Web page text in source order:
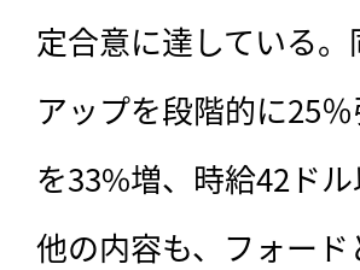
定合意に達している
アップを段階的に25
を33%増、時給42ド
他の内容も、フォー